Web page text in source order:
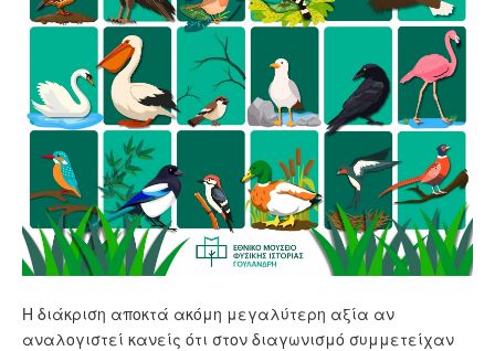
Η διάκριση αποκτά ακόμη μεγαλύτερη αξία αν
αναλογιστεί κανείς ότι στον διαγωνισμό συμμετείχαν